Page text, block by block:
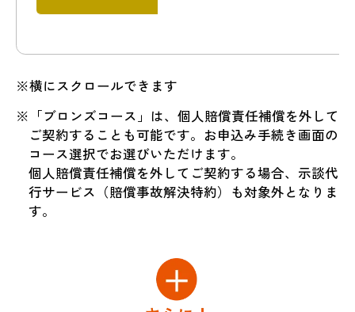
※横にスクロールできます
※「ブロンズコース」は、個人賠償責任補償を外して
ご契約することも可能です。お申込み手続き画面の
コース選択でお選びいただけます。
個人賠償責任補償を外してご契約する場合、示談代
行サービス（賠償事故解決特約）も対象外となりま
す。